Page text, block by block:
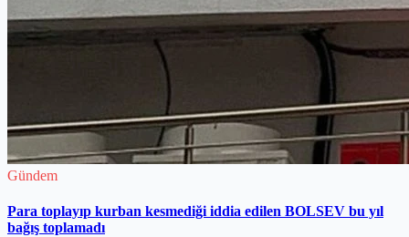
Gündem
Para toplayıp kurban kesmediği iddia edilen BOLSEV bu yıl
bağış toplamadı